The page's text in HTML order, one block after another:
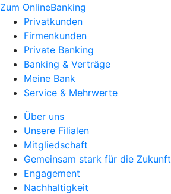
Zum OnlineBanking
Privatkunden
Firmenkunden
Private Banking
Banking & Verträge
Meine Bank
Service & Mehrwerte
Über uns
Unsere Filialen
Mitgliedschaft
Gemeinsam stark für die Zukunft
Engagement
Nachhaltigkeit